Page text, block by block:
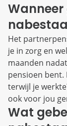
Het
je in zorg en
maanden
pensioen bent.
terwijl je
ook voor jou
Wat